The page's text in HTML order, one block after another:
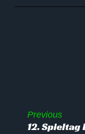
Previous